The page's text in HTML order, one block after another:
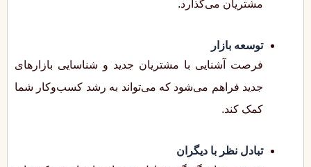
مشتریان می‌گذارد.
توسعه بازار
فرصت آشنایی با مشتریان جدید و شناسایی بازارهای
جدید فراهم می‌شود که می‌تواند به رشد کسب‌وکار شما
کمک کند.
تبادل نظر با دیگران